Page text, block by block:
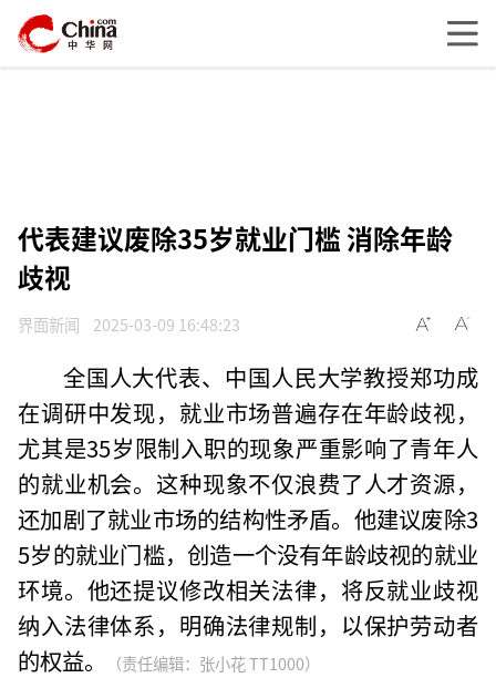
代表建议废除35岁就业门槛 消除年龄
歧视
界面新闻 2025-03-09 16:48:23
全国人大代表、中国人民大学教授郑功成
在调研中发现，就业市场普遍存在年龄歧视，
尤其是35岁限制入职的现象严重影响了青年人
的就业机会。这种现象不仅浪费了人才资源，
还加剧了就业市场的结构性矛盾。他建议废除3
5岁的就业门槛，创造一个没有年龄歧视的就业
环境。他还提议修改相关法律，将反就业歧视
纳入法律体系，明确法律规制，以保护劳动者
的权益。
（责任编辑：张小花 TT1000）